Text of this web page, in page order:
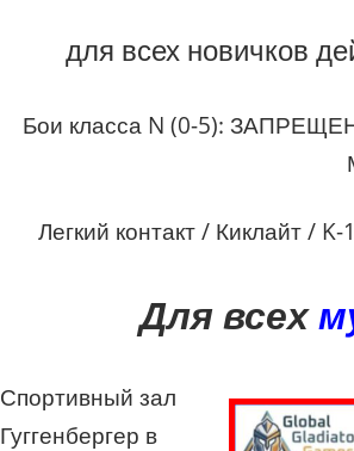
для всех новичков
Бои класса N (0-5):
Легкий контакт / Киклайт /
Для всех
Спортивный зал
Гуггенбергер в